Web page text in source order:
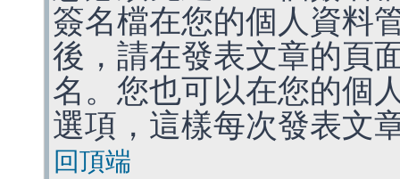
簽名檔在您的個人資料
後，請在發表文章的頁
名。您也可以在您的個
選項，這樣每次發表文
回頂端